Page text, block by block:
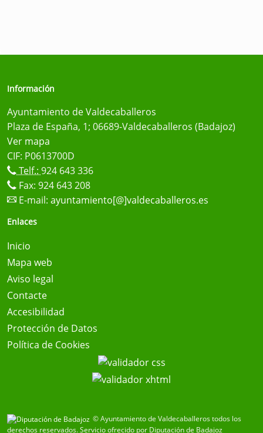
Información
Ayuntamiento de Valdecaballeros
Plaza de España, 1; 06689-Valdecaballeros (Badajoz)
Ver mapa
CIF: P0613700D
Telf.: 924 643 336
Fax: 924 643 208
E-mail: ayuntamiento[@]valdecaballeros.es
Enlaces
Inicio
Mapa web
Aviso legal
Contacte
Accesibilidad
Protección de Datos
Política de Cookies
© Ayuntamiento de Valdecaballeros todos los
derechos reservados.Servicio ofrecido por Diputación de Badajoz